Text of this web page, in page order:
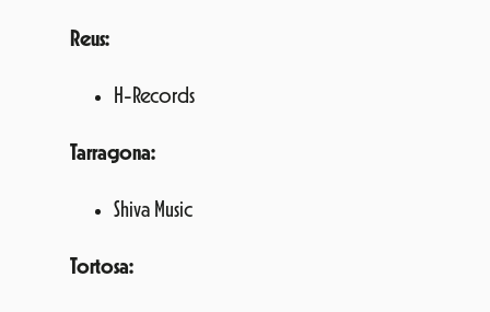
Reus:
H-Records
Tarragona:
Shiva Music
Tortosa: